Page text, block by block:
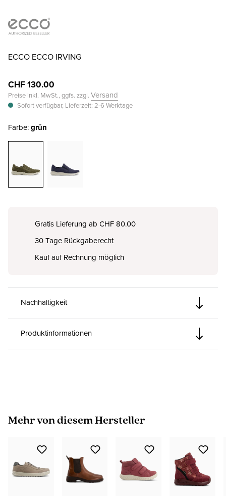
ECCO ECCO IRVING
CHF 130.00
Preise inkl. MwSt., ggfs. zzgl. Versand
Sofort verfügbar, Lieferzeit: 2-6 Werktage
Farbe:grün
Gratis Lieferung ab CHF 80.00
30 Tage Rückgaberecht
Kauf auf Rechnung möglich
Nachhaltigkeit
Produktinformationen
Produktgalerie überspringen
Mehr von diesem Hersteller